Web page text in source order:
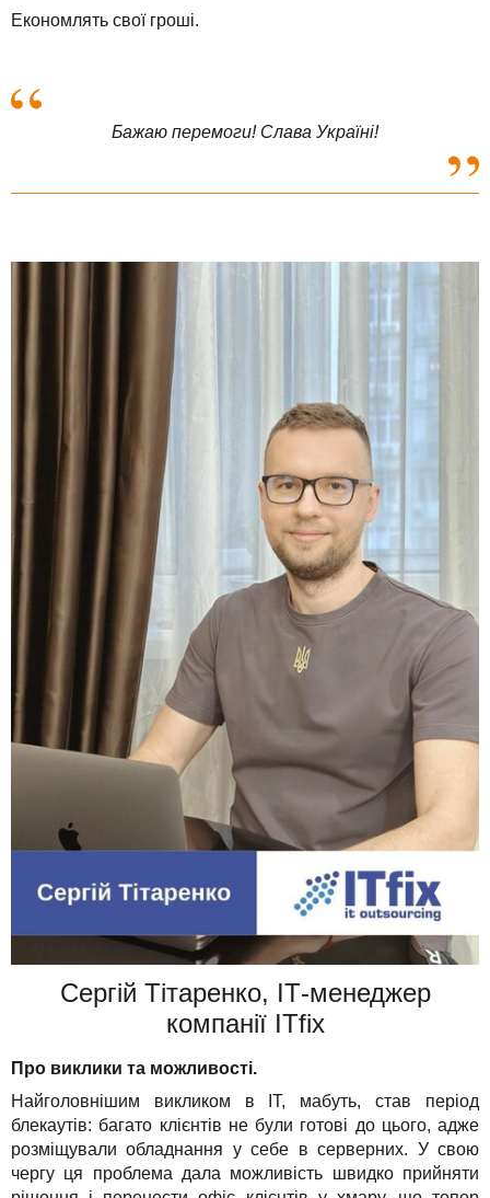
Економлять свої гроші.
Бажаю перемоги! Слава Україні!
Сергій Тітаренко, ІТ-менеджер
компанії ITfix
Про виклики та можливості.
Найголовнішим викликом в IT, мабуть, став період
блекаутів: багато клієнтів не були готові до цього, адже
розміщували обладнання у себе в серверних. У свою
чергу ця проблема дала можливість швидко прийняти